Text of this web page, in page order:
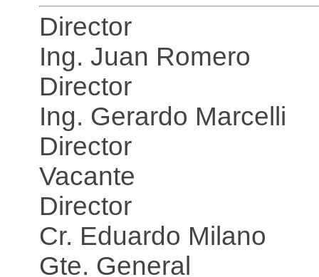
Director
Ing. Juan Romero
Director
Ing. Gerardo Marcelli
Director
Vacante
Director
Cr. Eduardo Milano
Gte. General